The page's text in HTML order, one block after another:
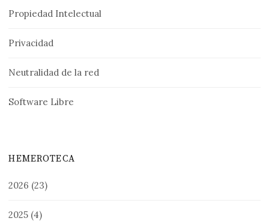
Propiedad Intelectual
Privacidad
Neutralidad de la red
Software Libre
HEMEROTECA
2026 (23)
2025 (4)